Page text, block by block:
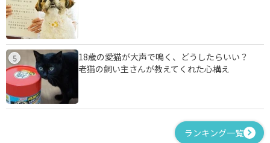
5
18歳の愛猫が大声で鳴く、どうしたらいい？
老猫の飼い主さんが教えてくれた心構え
ランキング一覧